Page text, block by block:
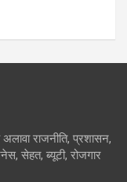
राजनीति, प्रशासन,
सेहत, ब्यूटी, रोजगार